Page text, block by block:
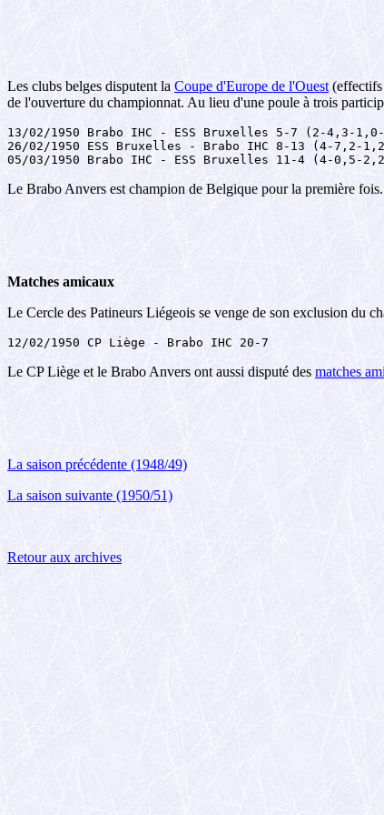
Les clubs belges disputent la Coupe d'Europe de l'Ouest(effectifs
de l'ouverture du championnat. Au lieu d'une poule à trois
13/02/1950 Brabo IHC - ESS Bruxelles 5-7 (2-4,3-
26/02/1950 ESS Bruxelles - Brabo IHC 8-13 (4-7,2-
05/03/1950 Brabo IHC - ESS Bruxelles 11-4 (4-0,5-
Le Brabo Anvers est champion de Belgique pour la première fois.
Matches amicaux
Le Cercle des Patineurs Liégeois se venge de son exclusion du
12/02/1950 CP Liège - Brabo IHC 20-7
Le CP Liège et le Brabo Anvers ont aussi disputé des matches
La saison précédente (1948/49)
La saison suivante (1950/51)
Retour aux archives